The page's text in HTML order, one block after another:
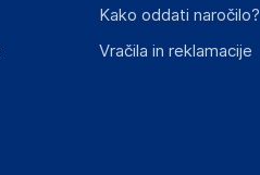
Kako oddati naročilo?
Vračila in reklamacije